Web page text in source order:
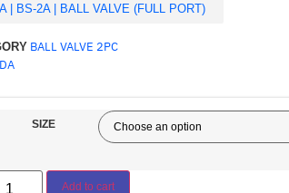
| BS-2A | BALL VALVE (FULL PORT)
BALL VALVE 2PC
SIZE
Add to cart